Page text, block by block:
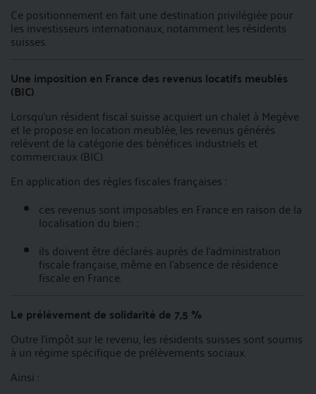
Ce positionnement en fait une destination privilégiée pour
les investisseurs internationaux, notamment les résidents
suisses.
Une imposition en France des revenus locatifs meublés
(BIC)
Lorsqu’un résident fiscal suisse acquiert un chalet à Megève
et le propose en location meublée, les revenus générés
relèvent de la catégorie des bénéfices industriels et
commerciaux (BIC).
En application des règles fiscales françaises :
ces revenus sont imposables en France en raison de la
localisation du bien ;
ils doivent être déclarés auprès de l’administration
fiscale française, même en l’absence de résidence
fiscale en France.
Le prélèvement de solidarité de 7,5 %
Outre l’impôt sur le revenu, les résidents suisses sont soumis
à un régime spécifique de prélèvements sociaux.
Ainsi :